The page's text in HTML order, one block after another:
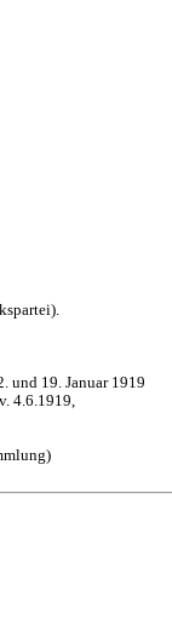
und 19. Januar 1919
4.6.1919,